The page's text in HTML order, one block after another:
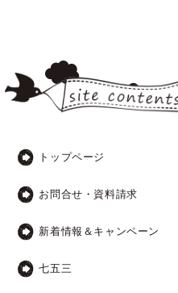
トップページ
お問合せ・資料請求
新着情報＆キャンペーン
七五三